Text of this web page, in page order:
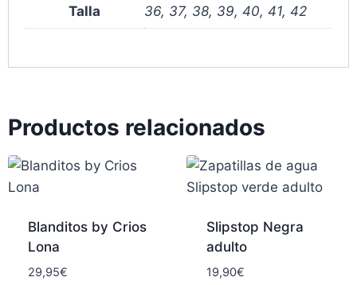
Talla 36, 37, 38, 39, 40, 41, 42
Productos relacionados
Blanditos by Crios
Lona
29,95€
Slipstop Negra
adulto
19,90€